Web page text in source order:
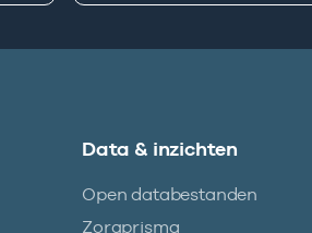
Data & inzichten
Open databestanden
Zorgprisma